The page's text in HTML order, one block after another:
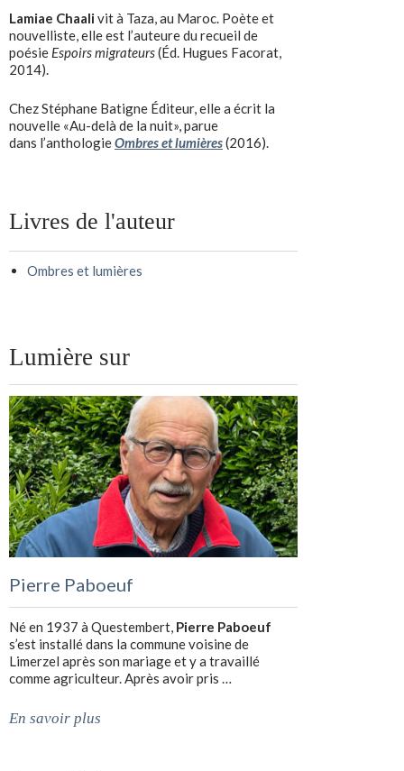
Lamiae Chaalivit à Taza, au Maroc. Poète et
nouvelliste, elle est l’auteure du recueil de
poésie Espoirs migrateurs(Éd. Hugues Facorat,
2014).
Chez Stéphane Batigne Éditeur, elle a écrit la
nouvelle «Au-delà de la nuit», parue
dans l’anthologieOmbres et lumières(2016).
Livres de l'auteur
Ombres et lumières
Lumière sur
Pierre Paboeuf
Né en 1937 à Questembert, Pierre Paboeuf
s’est installé dans la commune voisine de
Limerzel après son mariage et y a travaillé
comme agriculteur. Après avoir pris …
En savoir plus